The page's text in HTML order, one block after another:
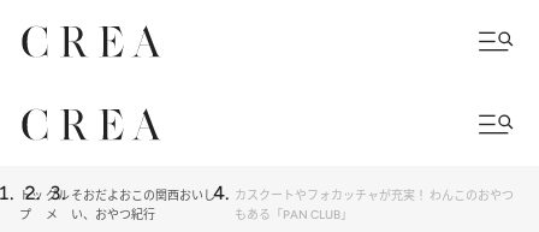
トッ
プ
グル
メ
そおだよおこの関西おいし
い、おやつ紀行
カスクートやフォカッチャが充実！ わんこのおやつ
もある「PAN CLUB」